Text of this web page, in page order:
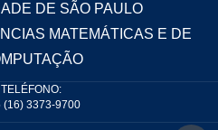
DE SÃO PAULO
MATEMÁTICAS E DE
TELÉFONO:
(16) 3373-9700